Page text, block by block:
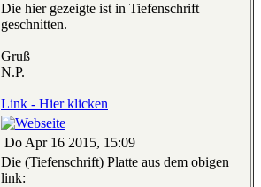
Die hier gezeigte ist in Tiefenschrift
geschnitten.
Gruß
N.P.
Link - Hier klicken
Do Apr 16 2015, 15:09
Die (Tiefenschrift) Platte aus dem obigen
link: